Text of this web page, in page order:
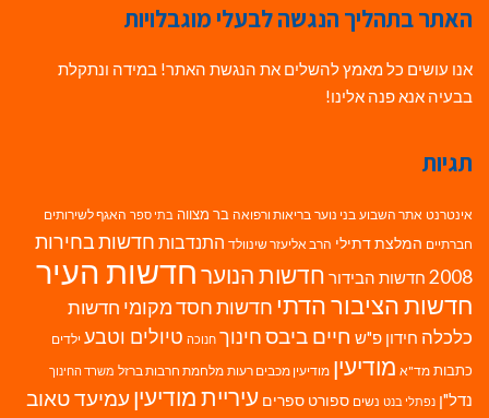
האתר בתהליך הנגשה לבעלי מוגבלויות
אנו עושים כל מאמץ להשלים את הנגשת האתר! במידה ונתקלת
בבעיה אנא פנה אלינו!
תגיות
אינטרנט אתר השבוע בני נוער בריאות ורפואה בר מצווה בתי ספר האגף לשירותים
חברתיים המלצת דתילי הרב אליעזר שינוולד התנדבות חדשות בחירות
2008 חדשות הבידור חדשות הנוערחדשות העיר
חדשות הציבור הדתי חדשות חסד מקומי חדשות
כלכלה חידון פ"ש חיים ביבסחינוך חנוכה טיולים וטבע ילדים
כתבות מד"א מודיעין מודיעין מכבים רעות מלחמת חרבות ברזל משרד החינוך
נדל"ן נפתלי בנט נשים ספורט ספרים עיריית מודיעין עמיעד טאוב